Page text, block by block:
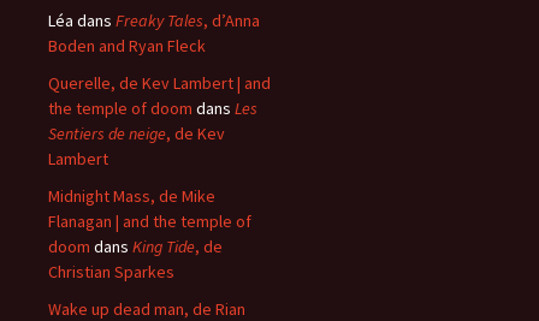
Léa dans Freaky Tales, d’Anna
Boden and Ryan Fleck
Querelle, de Kev Lambert | and
the temple of doom dans Les
Sentiers de neige, de Kev
Lambert
Midnight Mass, de Mike
Flanagan | and the temple of
doom dans King Tide, de
Christian Sparkes
Wake up dead man, de Rian